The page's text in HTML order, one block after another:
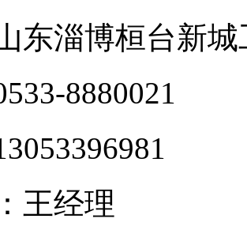
东淄博桓台新
8880021
王经理